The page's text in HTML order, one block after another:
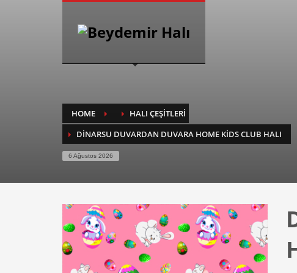
Login or create new account.
If you still have problems, please let us know, by sending an
HOME
HALI ÇEŞİTLERİ
DINARSU DUVARDAN DUVARA HOME KIDS CLUB HALI
6 Ağustos 2026